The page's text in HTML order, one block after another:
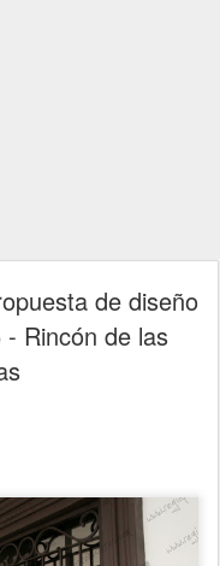
de diseño
Rincón de las